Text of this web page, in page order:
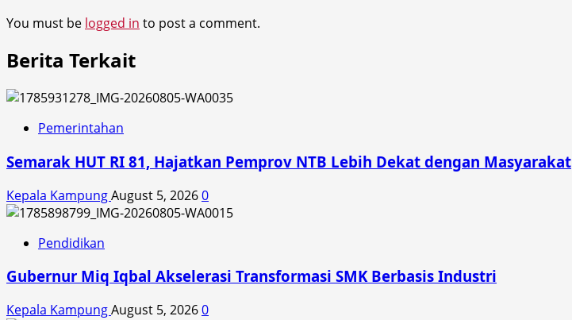
You must be logged in to post a comment.
Berita Terkait
Pemerintahan
Semarak HUT RI 81, Hajatkan Pemprov NTB Lebih Dekat dengan Masyarakat
Kepala KampungAugust 5, 20260
Pendidikan
Gubernur Miq Iqbal Akselerasi Transformasi SMK Berbasis Industri
Kepala KampungAugust 5, 20260